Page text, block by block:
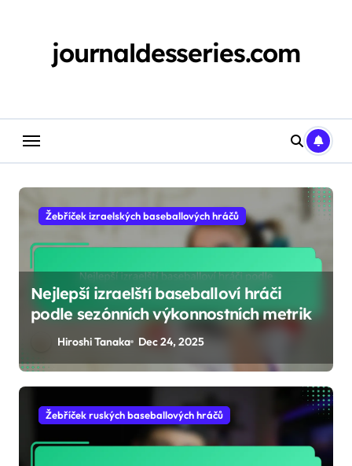
journaldesseries.com
Žebříček izraelských baseballových hráčů
Nejlepší izraelští baseballoví hráči
podle sezónních výkonnostních metrik
Hiroshi Tanaka Dec 24, 2025
Žebříček ruských baseballových hráčů